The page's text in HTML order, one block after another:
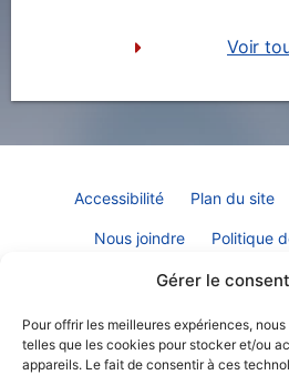
Gérer le
Pour offrir les meilleures expériences,
telles que les cookies pour stocker et/ou
appareils. Le fait de consentir à ces
Voir
Accessibilité Plan du site
Nous joindre Politique
Déclaration de services